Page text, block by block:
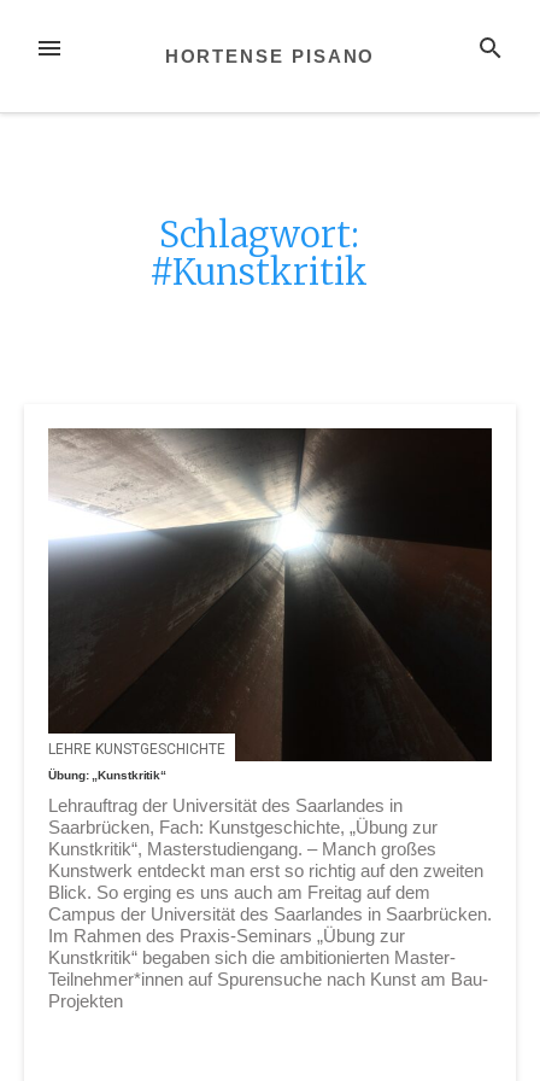
InhaltMENÜ SUCHE
HORTENSE PISANO
Schlagwort:
#Kunstkritik
LEHRE KUNSTGESCHICHTE
Übung: „Kunstkritik“
Lehrauftrag der Universität des Saarlandes in
Saarbrücken, Fach: Kunstgeschichte, „Übung zur
Kunstkritik“, Masterstudiengang. – Manch großes
Kunstwerk entdeckt man erst so richtig auf den zweiten
Blick. So erging es uns auch am Freitag auf dem
Campus der Universität des Saarlandes in Saarbrücken.
Im Rahmen des Praxis-Seminars „Übung zur
Kunstkritik“ begaben sich die ambitionierten Master-
Teilnehmer*innen auf Spurensuche nach Kunst am Bau-
Projekten